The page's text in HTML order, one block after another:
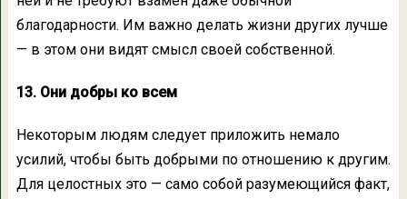
благодарности. Им важно делать жизни других лучше
— в этом они видят смысл своей собственной.
13. Они добры ко всем
Некоторым людям следует приложить немало
усилий, чтобы быть добрыми по отношению к другим.
Для целостных это — само собой разумеющийся факт,